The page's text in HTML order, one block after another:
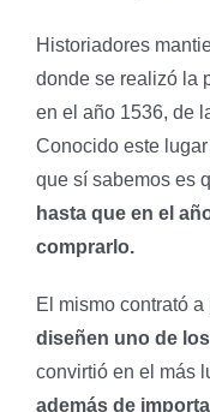
Historiadores
donde se realizó la
en el año 1536, de
Conocido este
que sí sabemos es
hasta que en el
comprarlo.
El mismo contrató a
diseñen uno de
convirtió en el más
además de